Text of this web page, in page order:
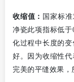
收缩值： 国家标
净瓷此项指标低
化过程中长度的
好。因为收缩性
完美的平缝效果，